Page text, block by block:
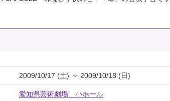
2009/10/17 (土) ～ 2009/10/18 (日)
愛知県芸術劇場 小ホール